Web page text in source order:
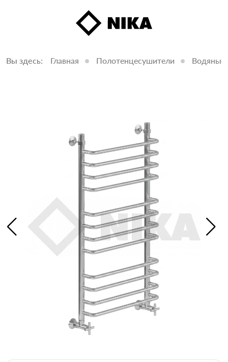
Вы здесь: Главная Полотенцесушители Водяные